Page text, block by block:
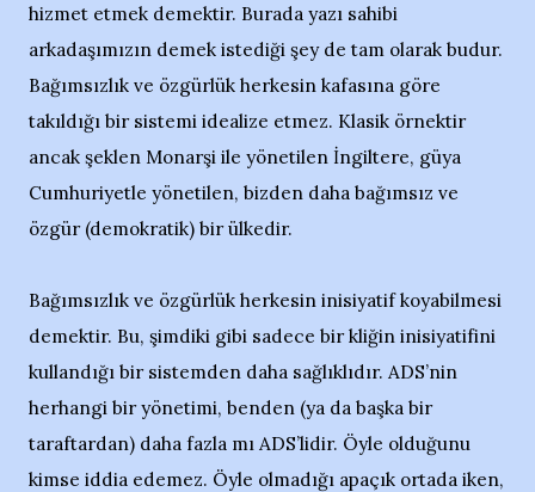
hizmet etmek demektir. Burada yazı sahibi
arkadaşımızın demek istediği şey de tam olarak budur.
Bağımsızlık ve özgürlük herkesin kafasına göre
takıldığı bir sistemi idealize etmez. Klasik örnektir
ancak şeklen Monarşi ile yönetilen İngiltere, güya
Cumhuriyetle yönetilen, bizden daha bağımsız ve
özgür (demokratik) bir ülkedir.
Bağımsızlık ve özgürlük herkesin inisiyatif koyabilmesi
demektir. Bu, şimdiki gibi sadece bir kliğin inisiyatifini
kullandığı bir sistemden daha sağlıklıdır. ADS’nin
herhangi bir yönetimi, benden (ya da başka bir
taraftardan) daha fazla mı ADS’lidir. Öyle olduğunu
kimse iddia edemez. Öyle olmadığı apaçık ortada iken,